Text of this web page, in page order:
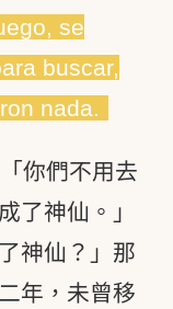
se
buscar,
nada.
你們不用去
了神仙。」
神仙？」那
年，未曾移